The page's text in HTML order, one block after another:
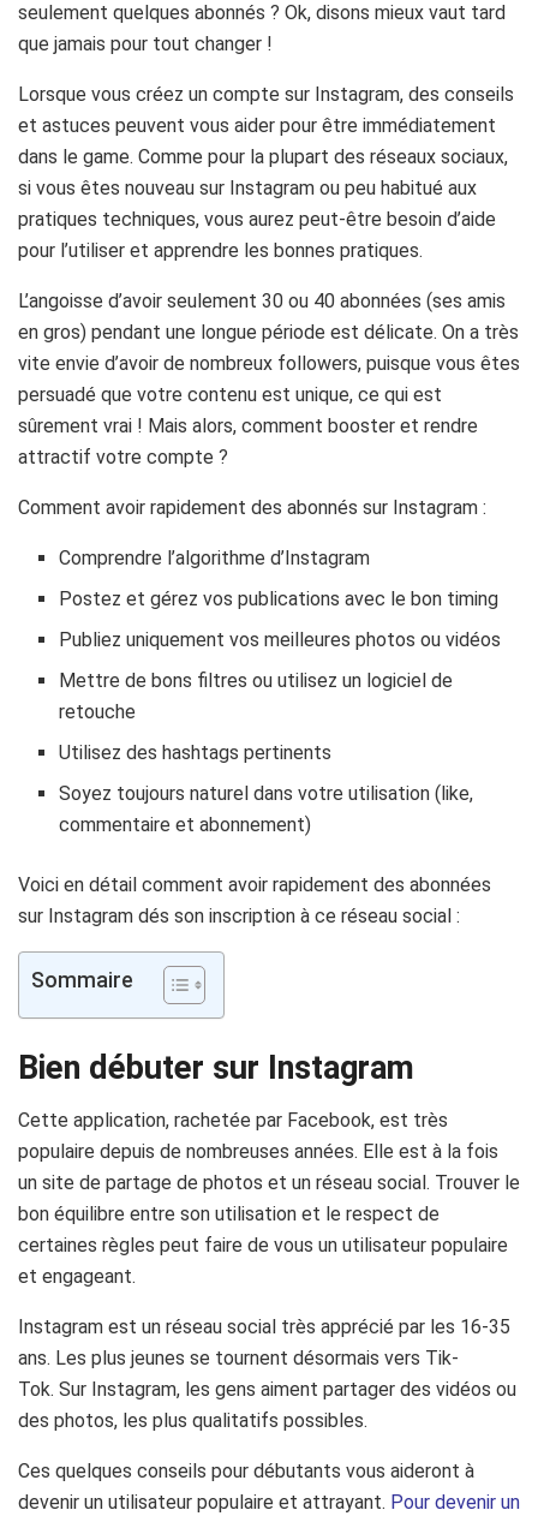
seulement quelques abonnés ? Ok, disons mieux vaut tard
que jamais pour tout changer !
Lorsque vous créez un compte sur Instagram, des conseils
et astuces peuvent vous aider pour être immédiatement
dans le game. Comme pour la plupart des réseaux sociaux,
si vous êtes nouveau sur Instagram ou peu habitué aux
pratiques techniques, vous aurez peut-être besoin d’aide
pour l’utiliser et apprendre les bonnes pratiques.
L’angoisse d’avoir seulement 30 ou 40 abonnées (ses amis
en gros) pendant une longue période est délicate. On a très
vite envie d’avoir de nombreux followers, puisque vous êtes
persuadé que votre contenu est unique, ce qui est
sûrement vrai ! Mais alors, comment booster et rendre
attractif votre compte ?
Comment avoir rapidement des abonnés sur Instagram :
Comprendre l’algorithme d’Instagram
Postez et gérez vos publications avec le bon timing
Publiez uniquement vos meilleures photos ou vidéos
Mettre de bons filtres ou utilisez un logiciel de
retouche
Utilisez des hashtags pertinents
Soyez toujours naturel dans votre utilisation (like,
commentaire et abonnement)
Voici en détail comment avoir rapidement des abonnées
sur Instagram dés son inscription à ce réseau social :
Sommaire
Bien débuter sur Instagram
Cette application, rachetée par Facebook, est très
populaire depuis de nombreuses années. Elle est à la fois
un site de partage de photos et un réseau social. Trouver le
bon équilibre entre son utilisation et le respect de
certaines règles peut faire de vous un utilisateur populaire
et engageant.
Instagram est un réseau social très apprécié par les 16-35
ans. Les plus jeunes se tournent désormais vers Tik-
Tok. Sur Instagram, les gens aiment partager des vidéos ou
des photos, les plus qualitatifs possibles.
Ces quelques conseils pour débutants vous aideront à
devenir un utilisateur populaire et attrayant. Pour devenir un